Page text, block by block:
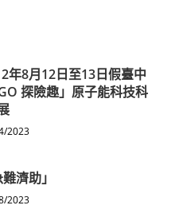
年8月12日至13日假臺中
探險趣」原子能科技科
2023
濟助」
2023